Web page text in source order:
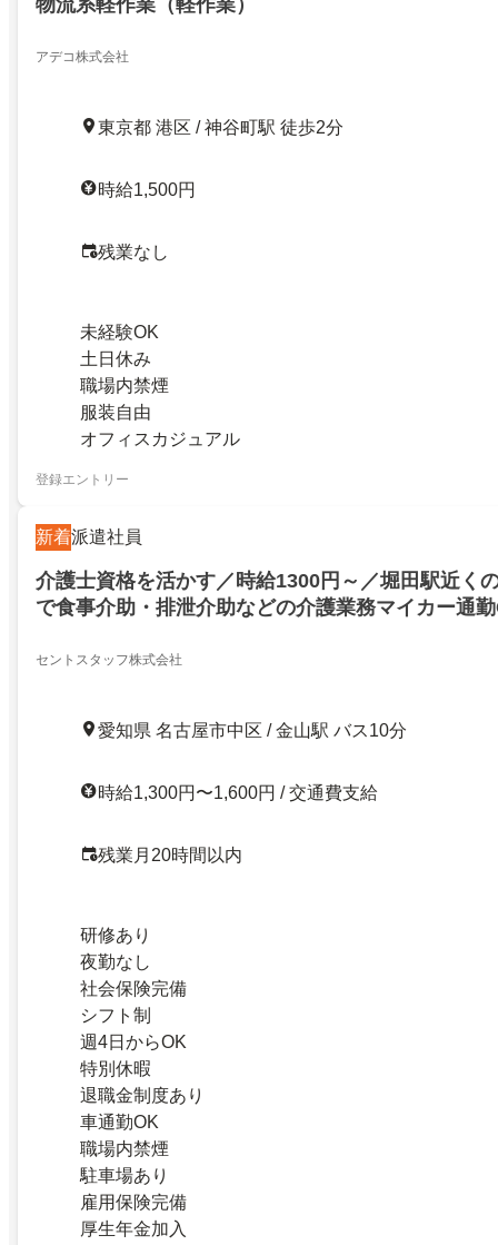
物流系軽作業（軽作業）
アデコ株式会社
東京都 港区 / 神谷町駅 徒歩2分
時給1,500円
残業なし
未経験OK
土日休み
職場内禁煙
服装自由
オフィスカジュアル
登録エントリー
新着派遣社員
介護士資格を活かす／時給1300円～／堀田駅近く
で食事介助・排泄介助などの介護業務マイカー通
セントスタッフ株式会社
愛知県 名古屋市中区 / 金山駅 バス10分
時給1,300円〜1,600円 / 交通費支給
残業月20時間以内
研修あり
夜勤なし
社会保険完備
シフト制
週4日からOK
特別休暇
退職金制度あり
車通勤OK
職場内禁煙
駐車場あり
雇用保険完備
厚生年金加入